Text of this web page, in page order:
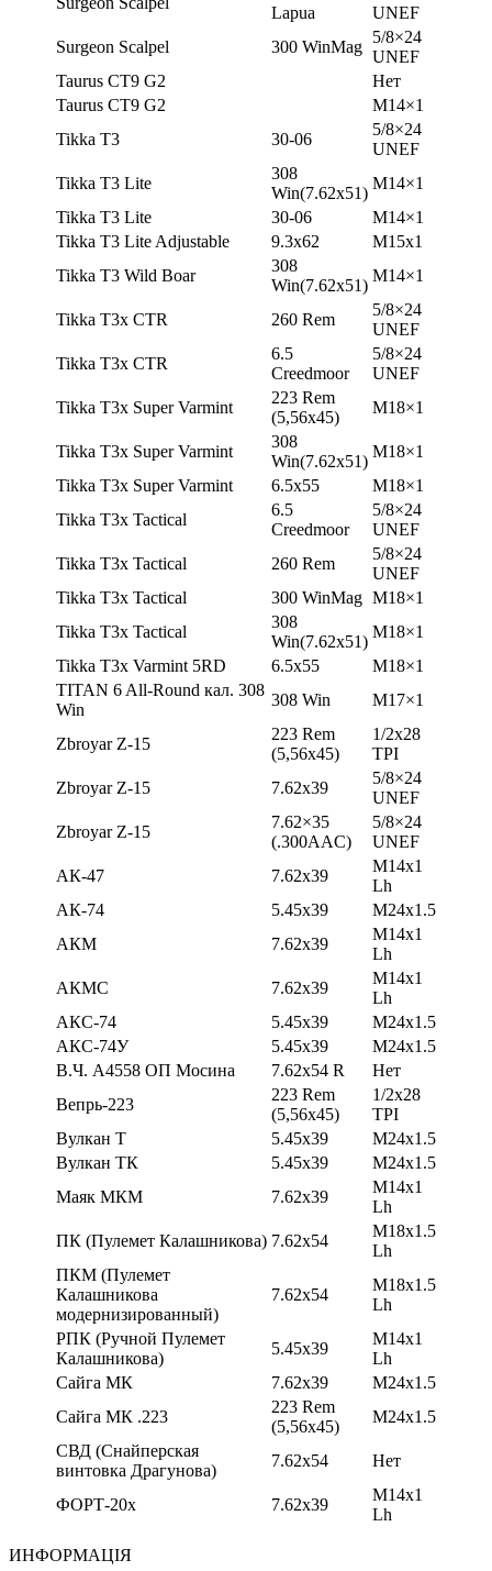
Lapua
UNEF
Surgeon Scalpel
300 WinMag
5/8×24
UNEF
Taurus CT9 G2
Нет
Taurus CT9 G2
М14×1
Tikka T3
30-06
5/8×24
UNEF
Tikka T3 Lite
308
Win(7.62х51)
М14×1
Tikka T3 Lite
30-06
М14×1
Tikka T3 Lite Adjustable
9.3х62
М15х1
Tikka T3 Wild Boar
308
Win(7.62х51)
М14×1
Tikka T3x CTR 260 Rem
5/8×24
UNEF
Tikka T3x CTR
6.5
Creedmoor
5/8×24
UNEF
Tikka T3x Super Varmint
223 Rem
(5,56х45)
М18×1
Tikka T3x Super Varmint
308
Win(7.62х51)
М18×1
Tikka T3x Super Varmint
6.5х55
М18×1
Tikka T3x Tactical
6.5
Creedmoor
5/8×24
UNEF
Tikka T3x Tactical
260 Rem
5/8×24
UNEF
Tikka T3x Tactical
300 WinMag М18×1
Tikka T3x Tactical
308
Win(7.62х51)
М18×1
Tikka T3x Varmint 5RD
6.5х55
М18×1
TITAN 6 All-Round кал. 308
Win
308 Win М17×1
Zbroyar Z-15
223 Rem
(5,56х45)
1/2х28
TPI
Zbroyar Z-15
7.62х39
5/8×24
UNEF
Zbroyar Z-15
7.62×35
(.300AAC)
5/8×24
UNEF
АК-47
7.62х39
M14x1
Lh
АК-74
5.45х39
М24х1.5
АКМ
7.62х39
M14x1
Lh
АКМС
7.62х39
M14x1
Lh
АКС-74
5.45х39
М24х1.5
АКС-74У
5.45х39
М24х1.5
В.Ч. А4558 ОП Мосина
7.62х54 R
Нет
Вепрь-223
223 Rem
(5,56х45)
1/2х28
TPI
Вулкан Т
5.45х39
М24х1.5
Вулкан ТК
5.45х39
М24х1.5
Маяк МКМ
7.62х39
M14x1
Lh
ПК (Пулемет Калашникова) 7.62х54
М18х1.5
Lh
ПКМ (Пулемет
Калашникова
модернизированный)
7.62х54
М18х1.5
Lh
РПК (Ручной Пулемет
Калашникова)
5.45х39
M14x1
Lh
Сайга МК
7.62х39
М24х1.5
Сайга МК .223
223 Rem
(5,56х45)
М24х1.5
СВД (Снайперская
винтовка Драгунова)
7.62х54 Нет
ФОРТ-20х 7.62х39
M14x1
Lh
ИНФОРМАЦІЯ